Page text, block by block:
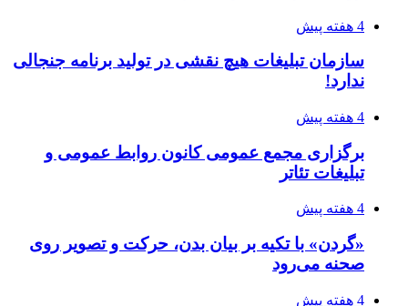
4 هفته پیش
سازمان تبلیغات هیچ نقشی در تولید برنامه جنجالی
ندارد!
4 هفته پیش
برگزاری مجمع عمومی کانون روابط عمومی و
تبلیغات تئاتر
4 هفته پیش
«گردن» با تکیه بر بیان بدن، حرکت و تصویر روی
صحنه می‌رود
4 هفته پیش